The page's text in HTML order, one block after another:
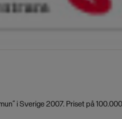
i Sverige 2007. Priset på